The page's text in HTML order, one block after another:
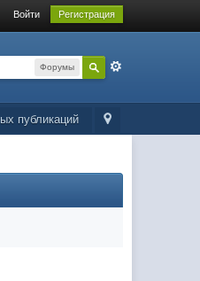
Войти Регистрация
Форумы
публикаций